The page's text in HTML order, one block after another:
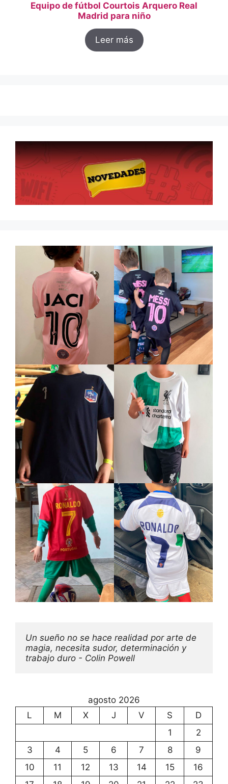
Equipo de fútbol Courtois Arquero Real
Madrid para niño
Leer más
Un sueño no se hace realidad por arte de
magia, necesita sudor, determinación y
trabajo duro - Colin Powell
agosto 2026
L
M X J V S
D
1
2
3
4 5 6 7 8
9
10
11 12 13 14 15
16